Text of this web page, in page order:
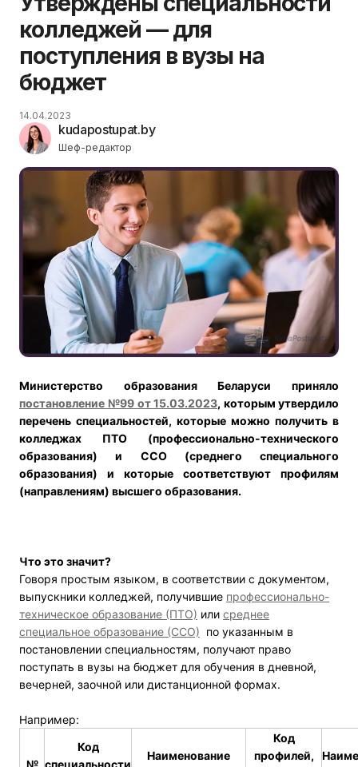
колледжей — для
поступления в вузы на
бюджет
kudapostupat.by
Шеф-редактор
14.04.2023
Министерство образования Беларуси приняло
постановление №99 от 15.03.2023, которым утвердило
перечень специальностей, которые можно получить в
колледжах ПТО (профессионально-технического
образования) и ССО (среднего специального
образования) и которые соответствуют профилям
(направлениям) высшего образования.
Что это значит?
Говоря простым языком, в соответствии с документом,
выпускники колледжей, получившие профессионально-
техническое образование (ПТО) или среднее
специальное образование (ССО) по указанным в
постановлении специальностям, получают право
поступать в вузы на бюджет для обучения в дневной,
вечерней, заочной или дистанционной формах.
Например:
№
Код
специальности
Наименование
Код
профилей,